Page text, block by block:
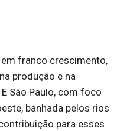
franco crescimento,
produção e na
São Paulo, com foco
banhada pelos rios
para esses